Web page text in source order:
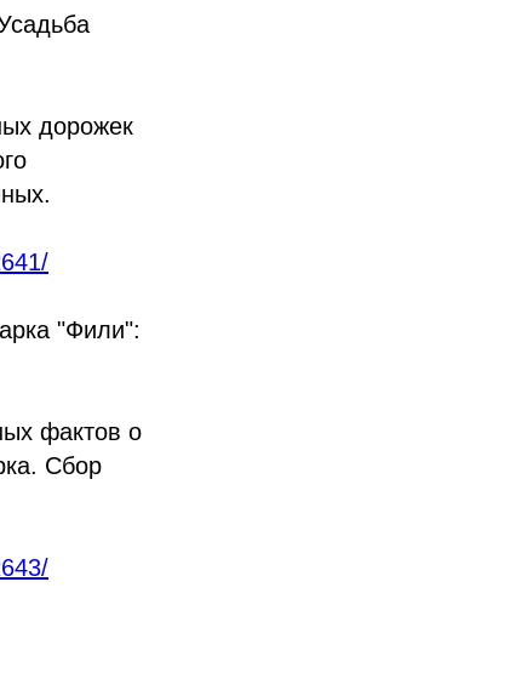
дорожек
"Фили":
фактов о
Сбор